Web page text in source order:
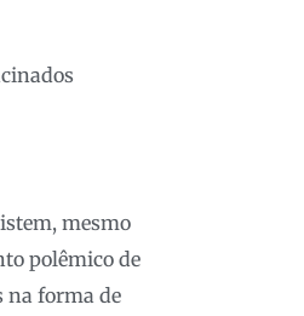
mesmo
polêmico de
na forma de